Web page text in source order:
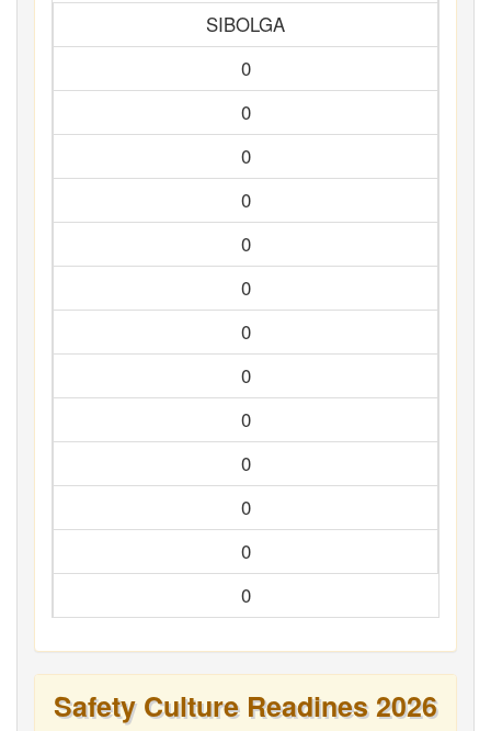
SIBOLGA
0
0
0
0
0
0
0
0
0
0
0
0
0
Safety Culture Readines 2026